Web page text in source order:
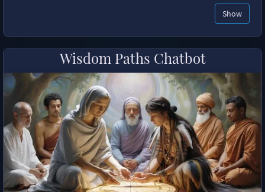
Show
Wisdom Paths Chatbot